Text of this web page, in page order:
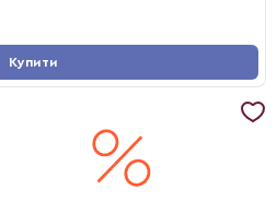
Купити